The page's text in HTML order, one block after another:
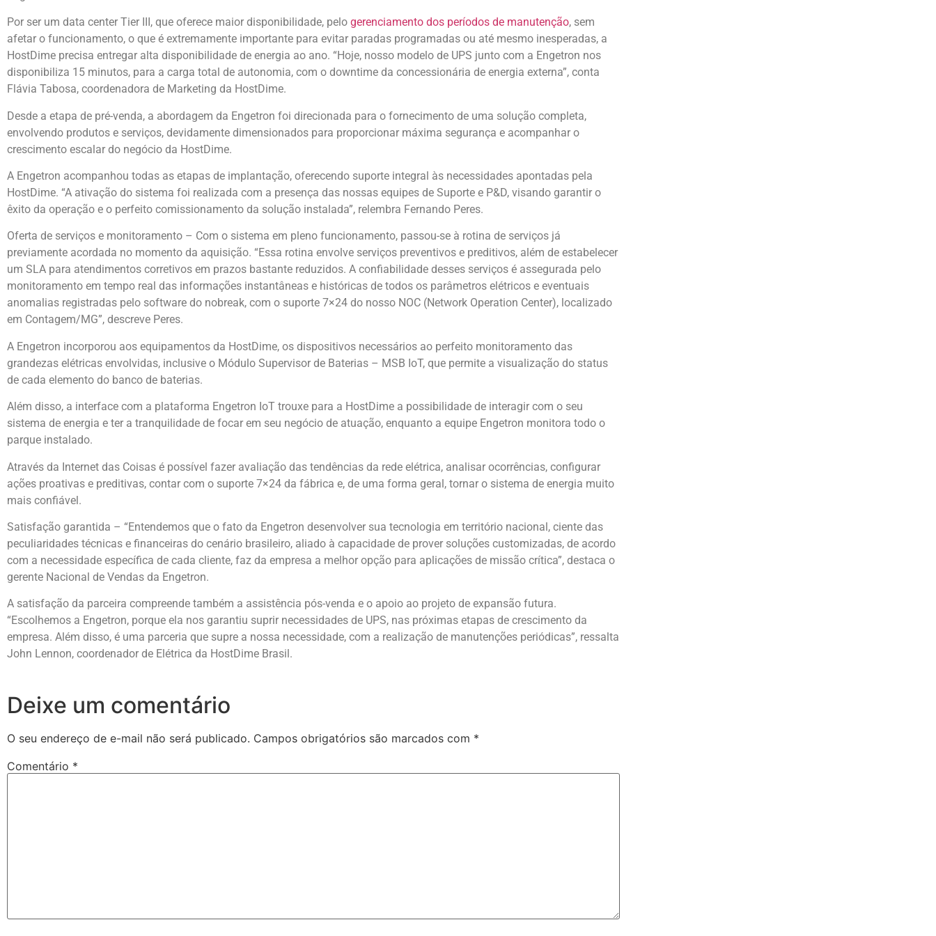
Por ser um data center Tier III, que oferece maior disponibilidade, pelo gerenciamento dos períodos de manutenção, sem
afetar o funcionamento, o que é extremamente importante para evitar paradas programadas ou até mesmo inesperadas, a
HostDime precisa entregar alta disponibilidade de energia ao ano. “Hoje, nosso modelo de UPS junto com a Engetron nos
disponibiliza 15 minutos, para a carga total de autonomia, com o downtime da concessionária de energia externa”, conta
Flávia Tabosa, coordenadora de Marketing da HostDime.
Desde a etapa de pré-venda, a abordagem da Engetron foi direcionada para o fornecimento de uma solução completa,
envolvendo produtos e serviços, devidamente dimensionados para proporcionar máxima segurança e acompanhar o
crescimento escalar do negócio da HostDime.
A Engetron acompanhou todas as etapas de implantação, oferecendo suporte integral às necessidades apontadas pela
HostDime. “A ativação do sistema foi realizada com a presença das nossas equipes de Suporte e P&D, visando garantir o
êxito da operação e o perfeito comissionamento da solução instalada”, relembra Fernando Peres.
Oferta de serviços e monitoramento – Com o sistema em pleno funcionamento, passou-se à rotina de serviços já
previamente acordada no momento da aquisição. “Essa rotina envolve serviços preventivos e preditivos, além de estabelecer
um SLA para atendimentos corretivos em prazos bastante reduzidos. A confiabilidade desses serviços é assegurada pelo
monitoramento em tempo real das informações instantâneas e históricas de todos os parâmetros elétricos e eventuais
anomalias registradas pelo software do nobreak, com o suporte 7×24 do nosso NOC (Network Operation Center), localizado
em Contagem/MG”, descreve Peres.
A Engetron incorporou aos equipamentos da HostDime, os dispositivos necessários ao perfeito monitoramento das
grandezas elétricas envolvidas, inclusive o Módulo Supervisor de Baterias – MSB IoT, que permite a visualização do status
de cada elemento do banco de baterias.
Além disso, a interface com a plataforma Engetron IoT trouxe para a HostDime a possibilidade de interagir com o seu
sistema de energia e ter a tranquilidade de focar em seu negócio de atuação, enquanto a equipe Engetron monitora todo o
parque instalado.
Através da Internet das Coisas é possível fazer avaliação das tendências da rede elétrica, analisar ocorrências, configurar
ações proativas e preditivas, contar com o suporte 7×24 da fábrica e, de uma forma geral, tornar o sistema de energia muito
mais confiável.
Satisfação garantida – “Entendemos que o fato da Engetron desenvolver sua tecnologia em território nacional, ciente das
peculiaridades técnicas e financeiras do cenário brasileiro, aliado à capacidade de prover soluções customizadas, de acordo
com a necessidade específica de cada cliente, faz da empresa a melhor opção para aplicações de missão crítica”, destaca o
gerente Nacional de Vendas da Engetron.
A satisfação da parceira compreende também a assistência pós-venda e o apoio ao projeto de expansão futura.
“Escolhemos a Engetron, porque ela nos garantiu suprir necessidades de UPS, nas próximas etapas de crescimento da
empresa. Além disso, é uma parceria que supre a nossa necessidade, com a realização de manutenções periódicas”, ressalta
John Lennon, coordenador de Elétrica da HostDime Brasil.
Deixe um comentário
O seu endereço de e-mail não será publicado. Campos obrigatórios são marcados com *
Comentário *